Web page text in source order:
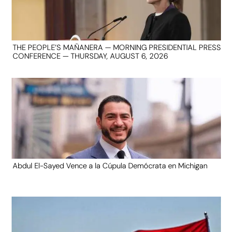
THE PEOPLE’S MAÑANERA — MORNING PRESIDENTIAL PRESS
CONFERENCE — THURSDAY, AUGUST 6, 2026
Abdul El-Sayed Vence a la Cúpula Demócrata en Michigan